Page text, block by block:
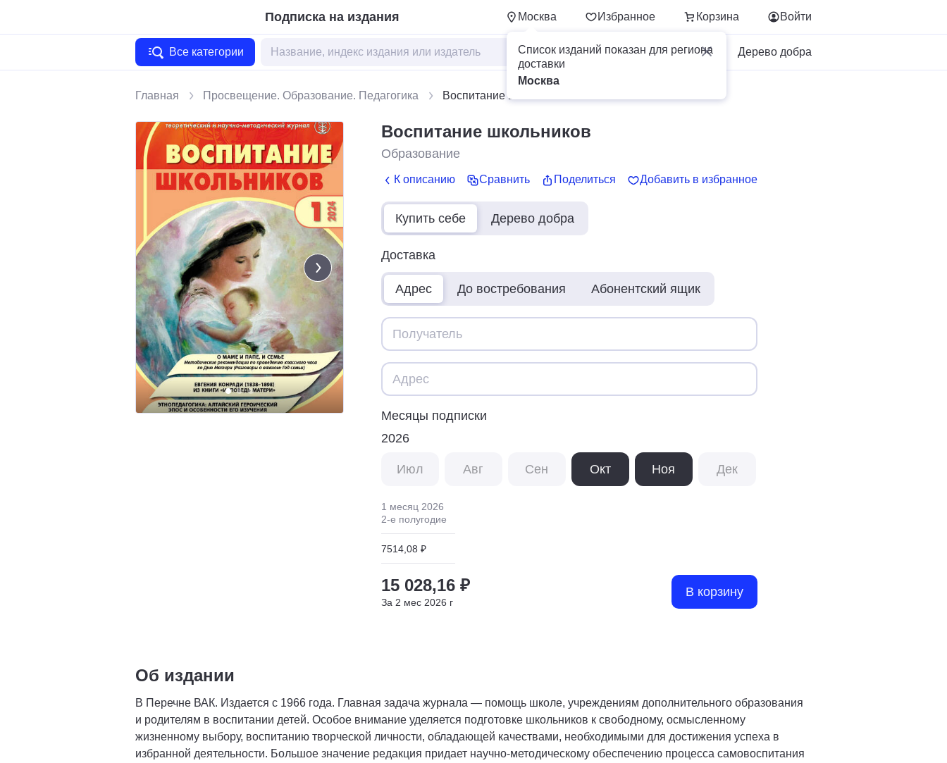
Подписка на издания Москва Избранное Корзина
Список изданий показан для региона
доставки
Москва
Войти
Все категории Для бизнеса Дерево добра
Главная Просвещение. Образование. Педагогика Воспитание школьников
Воспитание школьников
Образование
К описанию Сравнить Поделиться Добавить в избранное
Купить себе Дерево добра
Доставка
Адрес До востребования Абонентский ящик
Месяцы подписки
2026
Июл Авг Сен Окт Ноя Дек
1 месяц 2026
2-е полугодие
7514,08 ₽
15 028,16 ₽
За 2 мес 2026 г
В корзину
Об издании
В Перечне ВАК. Издается с 1966 года. Главная задача журнала — помощь школе, учреждениям дополнительного образования
и родителям в воспитании детей. Особое внимание уделяется подготовке школьников к свободному, осмысленному
жизненному выбору, воспитанию творческой личности, обладающей качествами, необходимыми для достижения успеха в
избранной деятельности. Большое значение редакция придает научно-методическому обеспечению процесса самовоспитания